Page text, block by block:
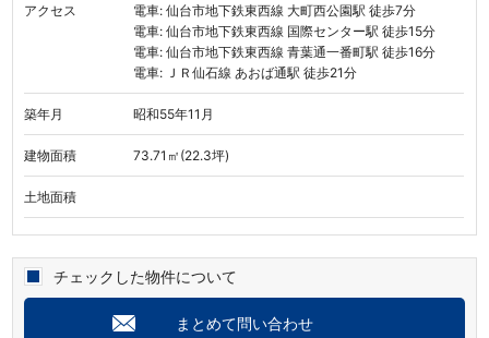
アクセス
電車: 仙台市地下鉄東西線 大町西公園駅 徒歩7分
電車: 仙台市地下鉄東西線 国際センター駅 徒歩15分
電車: 仙台市地下鉄東西線 青葉通一番町駅 徒歩16分
電車: ＪＲ仙石線 あおば通駅 徒歩21分
築年月 昭和55年11月
建物面積 73.71㎡(22.3坪)
土地面積
チェックした物件について
まとめて問い合わせ